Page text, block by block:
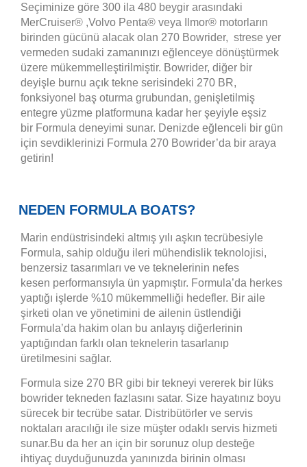
Seçiminize göre 300 ila 480 beygir arasındaki
MerCruiser® ,Volvo Penta® veya Ilmor® motorların
birinden gücünü alacak olan 270 Bowrider, strese yer
vermeden sudaki zamanınızı eğlenceye dönüştürmek
üzere mükemmelleştirilmiştir. Bowrider, diğer bir
deyişle burnu açık tekne serisindeki 270 BR,
fonksiyonel baş oturma grubundan, genişletilmiş
entegre yüzme platformuna kadar her şeyiyle eşsiz
bir Formula deneyimi sunar. Denizde eğlenceli bir gün
için sevdiklerinizi Formula 270 Bowrider’da bir araya
getirin!
NEDEN FORMULA BOATS?
Marin endüstrisindeki altmış yılı aşkın tecrübesiyle
Formula, sahip olduğu ileri mühendislik teknolojisi,
benzersiz tasarımları ve ve teknelerinin nefes
kesen performansıyla ün yapmıştır. Formula’da herkes
yaptığı işlerde %10 mükemmelliği hedefler. Bir aile
şirketi olan ve yönetimini de ailenin üstlendiği
Formula’da hakim olan bu anlayış diğerlerinin
yaptığından farklı olan teknelerin tasarlanıp
üretilmesini sağlar.
Formula size 270 BR gibi bir tekneyi vererek bir lüks
bowrider tekneden fazlasını satar. Size hayatınız boyu
sürecek bir tecrübe satar. Distribütörler ve servis
noktaları aracılığı ile size müşter odaklı servis hizmeti
sunar.Bu da her an için bir sorunuz olup desteğe
ihtiyaç duyduğunuzda yanınızda birinin olması